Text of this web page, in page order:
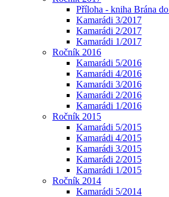
Příloha - kniha Brána
Kamarádi 3/2017
Kamarádi 2/2017
Kamarádi 1/2017
Ročník 2016
Kamarádi 5/2016
Kamarádi 4/2016
Kamarádi 3/2016
Kamarádi 2/2016
Kamarádi 1/2016
Ročník 2015
Kamarádi 5/2015
Kamarádi 4/2015
Kamarádi 3/2015
Kamarádi 2/2015
Kamarádi 1/2015
Ročník 2014
Kamarádi 5/2014